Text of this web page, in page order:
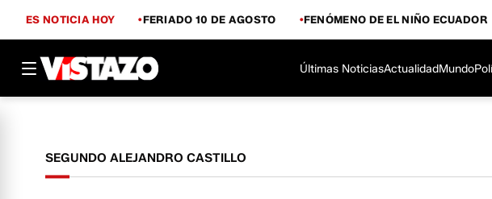
ES NOTICIA HOY FERIADO 10 DE AGOSTO FENÓMENO DE EL NIÑO ECUADOR
Últimas NoticiasActualidadMundo
SEGUNDO ALEJANDRO CASTILLO